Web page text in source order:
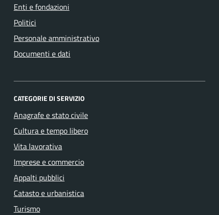
Enti e fondazioni
Politici
Personale amministrativo
Documenti e dati
CATEGORIE DI SERVIZIO
Anagrafe e stato civile
Cultura e tempo libero
Vita lavorativa
Imprese e commercio
Appalti pubblici
Catasto e urbanistica
Turismo